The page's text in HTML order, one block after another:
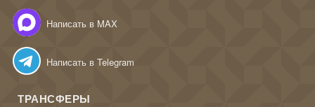
Написать в MAX
Написать в Telegram
ТРАНСФЕРЫ